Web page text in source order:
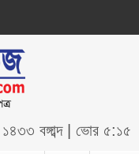
বঙ্গাব্দ|ভোর ৫:১৫